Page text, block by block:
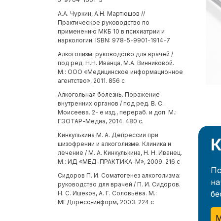
А.А. Чуркин, А.Н. Мартюшов //
Практическое руководство по
применению МКБ 10 в психиатрии и
наркологии. ISBN: 978-5-9901-1914-7
Алкоголизм: руководство для врачей /
под ред. Н.Н. Иванца, М.А. Винниковой.
М.: ООО «Медицинское информационное
агентство», 2011. 856 с
Алкогольная болезнь. Поражение
внутренних органов / под ред. В. С.
Моисеева. 2- е изд., перераб. и доп. М.:
ГЭОТАР-Медиа, 2014. 480 с.
Кинкулькина М. А. Депрессии при
шизофрении и алкоголизме. Клиника и
лечение / М. А. Кинкулькина, Н. Н. Иванец.
М.: ИД «МЕД-ПРАКТИКА-М», 2009. 216 с
Сидоров П. И. Соматогенез алкоголизма:
руководство для врачей / П. И. Сидоров.
Н. С. Ишеков, А. Г. Соловьёва. М.:
МЕДпресс-информ, 2003. 224 с